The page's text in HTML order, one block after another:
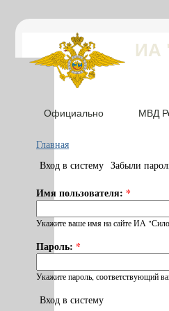
ИА
Официально МВД
Главная
Вход в систему Забыли
Имя пользователя: *
Укажите ваше имя на сайте ИА
Пароль: *
Укажите пароль, соответствующий
Вход в систему